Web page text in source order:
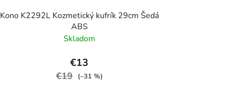
Kono K2292L Kozmetický kufrík 29cm Šedá
ABS
Skladom
€13
€19 (–31 %)